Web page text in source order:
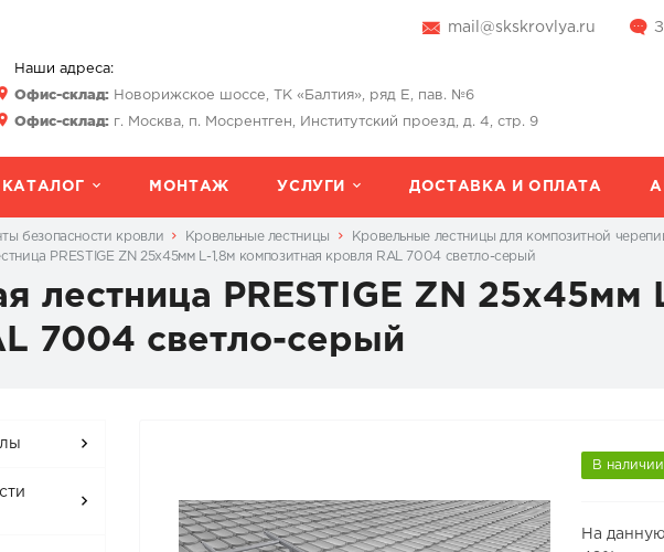
mail@skskrovlya.ru
Наши адреса:
Офис-склад:Новорижское шоссе, ТК «Балтия», ряд Е, пав. №6
Офис-склад:г. Москва, п. Мосрентген, Институтский проезд, д. 4, стр. 9
КАТАЛОГ МОНТАЖ УСЛУГИ ДОСТАВКА И ОПЛАТА
безопасности кровли Кровельные лестницы Кровельные лестницы для композитной
PRESTIGE ZN 25х45мм L-1,8м композитная кровля RAL 7004 светло-серый
лестница PRESTIGE ZN 25х45мм
7004 светло-серый
В наличии
На